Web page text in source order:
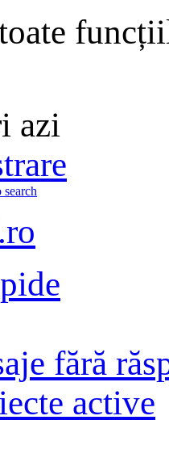
toate
azi
search
fără
active